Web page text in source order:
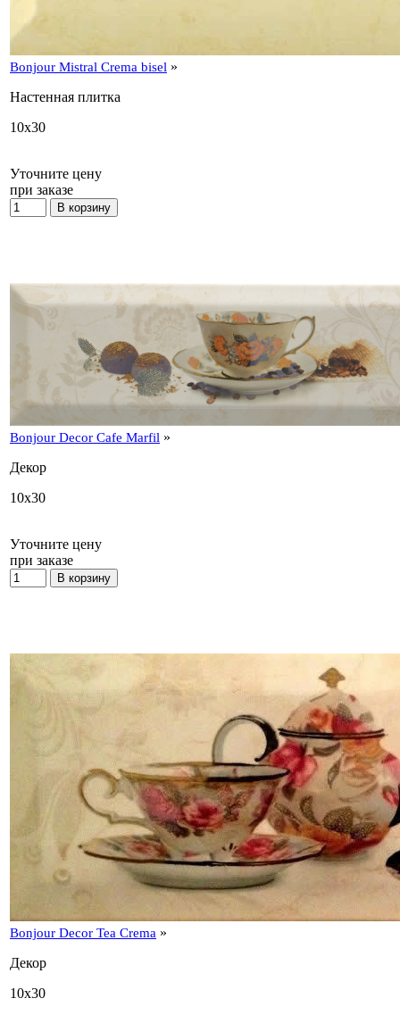
Bonjour Mistral Crema bisel »
Настенная плитка
10x30
Уточните цену
при заказе
Bonjour Decor Cafe Marfil »
Декор
10x30
Уточните цену
при заказе
Bonjour Decor Tea Crema »
Декор
10x30